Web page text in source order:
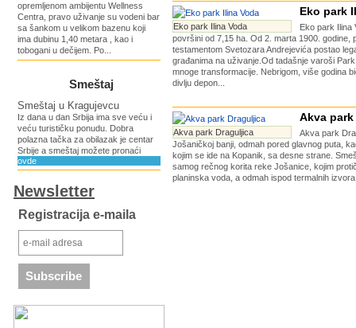
opremljenom ambijentu Wellness
Centra, pravo uživanje su vodeni bar
sa šankom u velikom bazenu koji
ima dubinu 1,40 metara , kao i
tobogani u dečijem. Po...
Smeštaj
Smeštaj u Kragujevcu
Iz dana u dan Srbija ima sve veću i
veću turističku ponudu. Dobra
polazna tačka za obilazak je centar
Srbije a smeštaj možete pronaći
ovde
Newsletter
Registracija e-maila
Eko park Ilina Voda
Eko park
Eko park Ilina
površini od 7,15 ha. Od 2. marta 1900. godine,
testamentom Svetozara Andrejevića postao
građanima na uživanje.Od tadašnje varoši
mnoge transformacije. Nebrigom, više godina
divlju depon...
Akva park Draguljica
Akva
Akva park
Jošaničkoj banji, odmah pored glavnog puta,
kojim se ide na Kopanik, sa desne strane.
samog rečnog korita reke Jošanice, kojim
planinska voda, a odmah ispod termalnih